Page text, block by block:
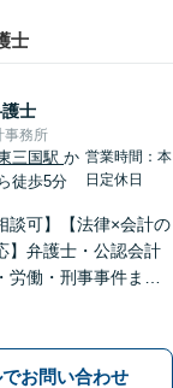
士
士
事務所
三国駅か
ら徒歩5分
営業時間：本
日定休日
談可】【法律×会計の
】弁護士・公認会計
働・刑事事件まで
でお問い合わせ